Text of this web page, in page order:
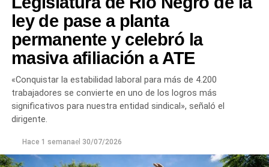
ley de pase a planta
permanente y celebró la
masiva afiliación a ATE
«Conquistar la estabilidad laboral para más de 4.200
trabajadores se convierte en uno de los logros más
significativos para nuestra entidad sindical», señaló el
dirigente.
Hace 1 semanael 30/07/2026